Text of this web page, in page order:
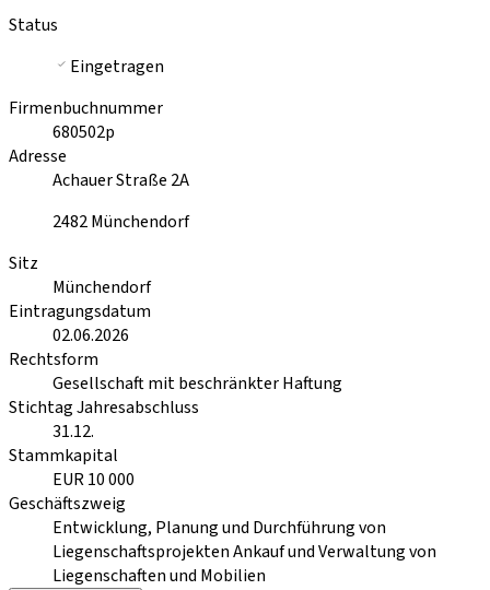
Status
Eingetragen
Firmenbuchnummer
680502p
Adresse
Achauer Straße 2A
2482Münchendorf
Sitz
Münchendorf
Eintragungsdatum
02.06.2026
Rechtsform
Gesellschaft mit beschränkter Haftung
Stichtag Jahresabschluss
31.12.
Stammkapital
EUR 10 000
Geschäftszweig
Entwicklung, Planung und Durchführung von
Liegenschaftsprojekten Ankauf und Verwaltung von
Liegenschaften und Mobilien